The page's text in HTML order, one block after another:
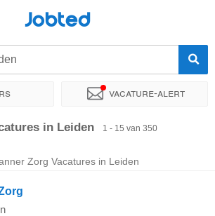
Jobted
Vacature-alert
locatie Bedrijf Uitzendbureau
in Leiden 1 - 15 van 350
Zorg Vacatures in Leiden